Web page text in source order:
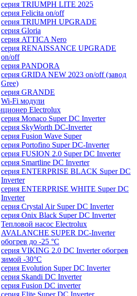
серия TRIUMPH LITE 2025
серия Felicita on/off
серия TRIUMPH UPGRADE
серия Gloria
серия ATTICA Nero
серия RENAISSANCE UPGRADE
on/off
серия PANDORA
серия GRIDA NEW 2023 on/off (завод
Gree)
серия GRANDE
Wi-Fi модули
Electrolux
серия Monaco Super DC Inverter
серия SkyWorth DC-Inverter
серия Fusion Wave Super
серия Portofino Super DC-Inverter
серия FUSION 2.0 Super DC Іnverter
серия Smartline DC Inverter
серия ENTERPRISE BLACK Super DC
Inverter
серия ENTERPRISE WHITE Super DC
Inverter
серия Crystal Air Super DC Inverter
серия Onix Black Super DC Inverter
Тепловой насос Electrolux
AVALANCHE SUPER DC-Inverter
обогрев до -25 °С
серия VIKING 2.0 DC Inverter обогрев
зимой -30°С
серия Evolution Super DC Inverter
серия Skandi DC Inverter
серия Fusion DC inverter
серия Elite Super DC Inverter